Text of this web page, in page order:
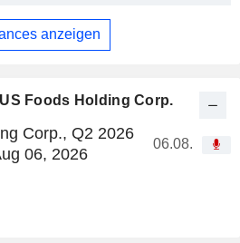
Foods Holding Corp.
Corp., Q2 2026
06, 2026
06.08.
anzeigen